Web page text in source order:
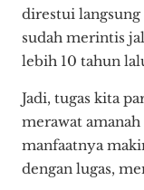
direstui
sudah merintis
lebih 10 tahun
Jadi, tugas kita
merawat
manfaatnya
dengan lugas,